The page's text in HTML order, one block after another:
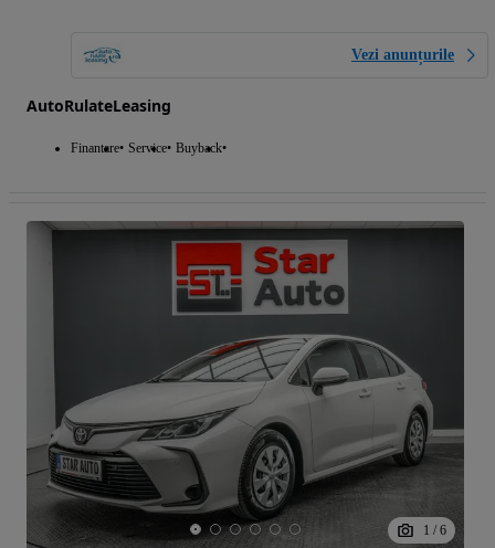
Vezi anunțurile
AutoRulateLeasing
Finantare Service Buyback
1 / 6